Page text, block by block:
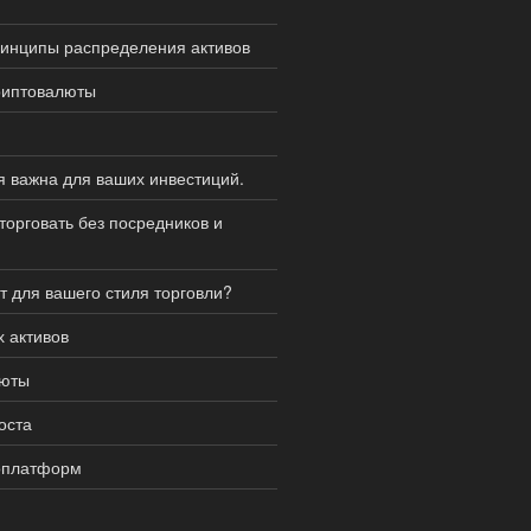
распределения активов
важна для ваших инвестиций.
без посредников и
вашего стиля торговли?